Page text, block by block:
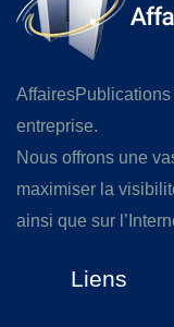
entreprise.
Nous offrons une
maximiser la
ainsi que sur
Liens